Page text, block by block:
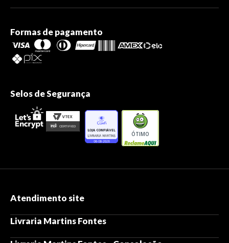
Formas de pagamento
Selos de Segurança
ÓTIMO
Atendimento site
Livraria Martins Fontes